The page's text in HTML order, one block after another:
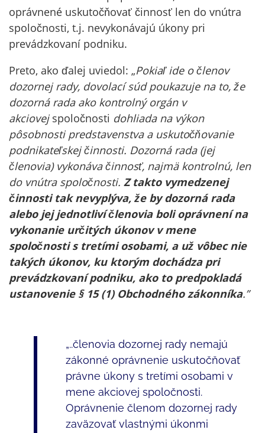
oprávnené uskutočňovať činnosť len do vnútra
spoločnosti, t.j. nevykonávajú úkony pri
prevádzkovaní podniku.
Preto, ako ďalej uviedol: „Pokiaľ ide o členov
dozornej rady, dovolací súd poukazuje na to, že
dozorná rada ako kontrolný orgán v
akciovejspoločnosti dohliada na výkon
pôsobnosti predstavenstva a uskutočňovanie
podnikateľskej činnosti. Dozorná rada (jej
členovia) vykonáva činnosť, najmä kontrolnú, len
do vnútra spoločnosti. Z takto vymedzenej
činnosti tak nevyplýva, že by dozorná rada
alebo jej jednotliví členovia boli oprávnení na
vykonanie určitých úkonov v mene
spoločnosti s tretími osobami, a už vôbec nie
takých úkonov, ku ktorým dochádza pri
prevádzkovaní podniku, ako to predpokladá
ustanovenie § 15 (1) Obchodného zákonníka.”
„..členovia dozornej rady nemajú
zákonné oprávnenie uskutočňovať
právne úkony s tretími osobami v
mene akciovej spoločnosti.
Oprávnenie členom dozornej rady
zaväzovať vlastnými úkonmi